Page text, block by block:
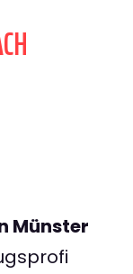
Münster